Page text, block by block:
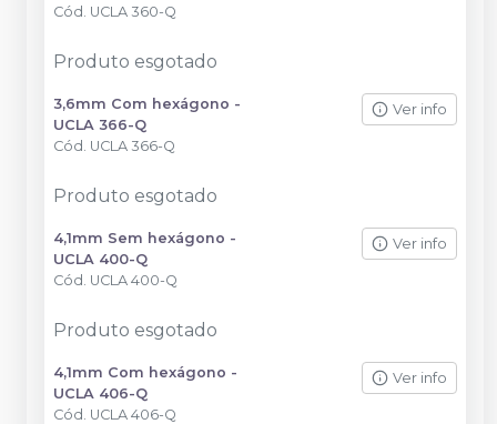
Cód. UCLA 360-Q
Produto esgotado
3,6mm Com hexágono -
UCLA 366-Q
Cód. UCLA 366-Q
Ver info
Produto esgotado
4,1mm Sem hexágono -
UCLA 400-Q
Cód. UCLA 400-Q
Ver info
Produto esgotado
4,1mm Com hexágono -
UCLA 406-Q
Cód. UCLA 406-Q
Ver info